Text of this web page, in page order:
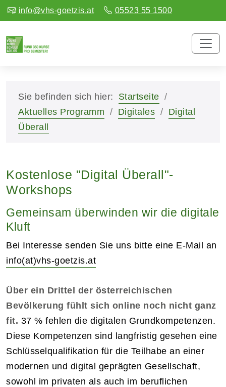
info@vhs-goetzis.at 05523 55 1500
Sie befinden sich hier:
Startseite
Aktuelles Programm
Digitales
Digital
Überall
Kostenlose "Digital Überall"-
Workshops
Gemeinsam überwinden wir die digitale
Kluft
Bei Interesse senden Sie uns bitte eine E-Mail an
info(at)vhs-goetzis.at
Über ein Drittel der österreichischen
Bevölkerung fühlt sich online noch nicht ganz
fit. 37 % fehlen die digitalen Grundkompetenzen.
Diese Kompetenzen sind langfristig gesehen eine
Schlüsselqualifikation für die Teilhabe an einer
modernen und digital geprägten Gesellschaft,
sowohl im privaten als auch im beruflichen